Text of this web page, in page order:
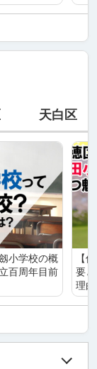
天白区
小学校の概
百周年目前
【
要
理